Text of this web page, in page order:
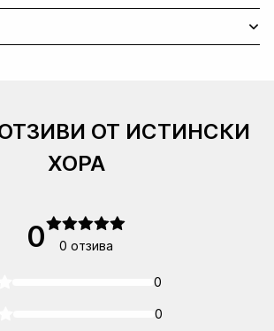
ОТ ИСТИНСКИ
ХОРА
0 0 отзива
0
0